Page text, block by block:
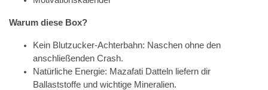
Warum diese Box?
Kein Blutzucker-Achterbahn: Naschen ohne den
anschließenden Crash.
Natürliche Energie: Mazafati Datteln liefern dir
Ballaststoffe und wichtige Mineralien.